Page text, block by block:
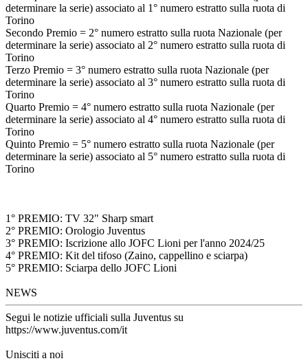
determinare la serie) associato al 1° numero estratto sulla ruota di
Torino
Secondo Premio = 2° numero estratto sulla ruota Nazionale (per
determinare la serie) associato al 2° numero estratto sulla ruota di
Torino
Terzo Premio = 3° numero estratto sulla ruota Nazionale (per
determinare la serie) associato al 3° numero estratto sulla ruota di
Torino
Quarto Premio = 4° numero estratto sulla ruota Nazionale (per
determinare la serie) associato al 4° numero estratto sulla ruota di
Torino
Quinto Premio = 5° numero estratto sulla ruota Nazionale (per
determinare la serie) associato al 5° numero estratto sulla ruota di
Torino
1° PREMIO: TV 32" Sharp smart
2° PREMIO: Orologio Juventus
3° PREMIO: Iscrizione allo JOFC Lioni per l'anno 2024/25
4° PREMIO: Kit del tifoso (Zaino, cappellino e sciarpa)
5° PREMIO: Sciarpa dello JOFC Lioni
NEWS
Segui le notizie ufficiali sulla Juventus su
https://www.juventus.com/it
Unisciti a noi